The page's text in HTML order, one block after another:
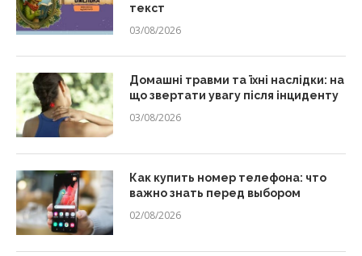
текст
03/08/2026
Домашні травми та їхні наслідки: на
що звертати увагу після інциденту
03/08/2026
Как купить номер телефона: что
важно знать перед выбором
02/08/2026